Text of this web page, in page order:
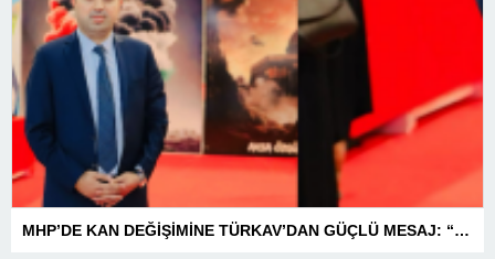
MHP’DE KAN DEĞİŞİMİNE TÜRKAV’DAN GÜÇLÜ MESAJ: “BİRLİK VE BERABERLİKLE DAHA GÜÇLÜYÜZ”